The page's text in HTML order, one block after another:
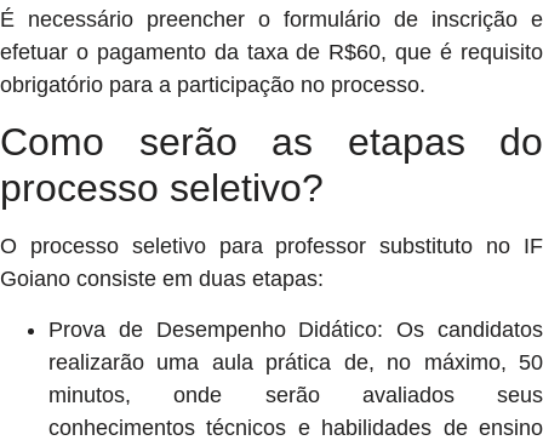
É necessário preencher o formulário de inscrição e
efetuar o pagamento da taxa de R$60, que é requisito
obrigatório para a participação no processo.
Como serão as etapas do
processo seletivo?
O processo seletivo para professor substituto no IF
Goiano consiste em duas etapas:
Prova de Desempenho Didático: Os candidatos
realizarão uma aula prática de, no máximo, 50
minutos, onde serão avaliados seus
conhecimentos técnicos e habilidades de ensino